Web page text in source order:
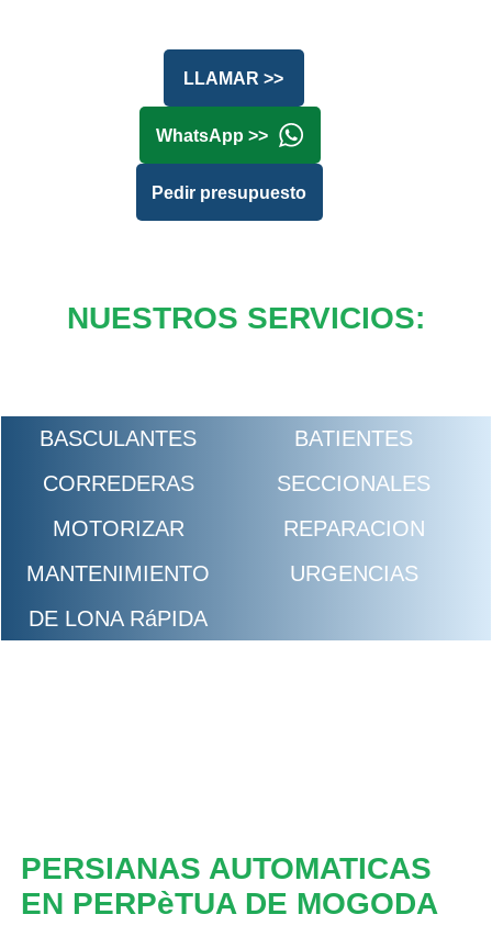
LLAMAR >>
WhatsApp >>
Pedir presupuesto
NUESTROS SERVICIOS:
BASCULANTES
BATIENTES
CORREDERAS
SECCIONALES
MOTORIZAR
REPARACION
MANTENIMIENTO
URGENCIAS
DE LONA RáPIDA
PERSIANAS AUTOMATICAS
EN PERPèTUA DE MOGODA